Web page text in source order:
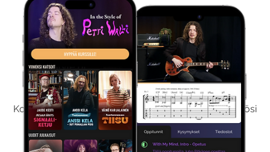
Kokeile Ilmaiseksi
Kokeilemalla ilmaiseksi saat koko sisältömme käyttöösi
viikon ajaksi.